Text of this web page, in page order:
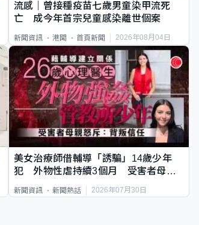
流感｜曾接種疫苗七歲男童染甲流死
亡 成今年首宗兒童感染離世個案
新聞資訊 港聞 首頁新聞 2026年08月04日
美女治療師借輔導「誘騙」14歲少年
犯 外物性虐持續3個月 受害者母：
新聞資訊 新聞熱話 2026年07月30日